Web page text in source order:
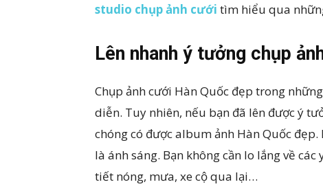
studio chụp ảnh cưới tìm hiểu qua
Lên nhanh ý tưởng chụp
Chụp ảnh cưới Hàn Quốc đẹp trong
diễn. Tuy nhiên, nếu bạn đã lên được ý
chóng có được album ảnh Hàn Quốc
là ánh sáng. Bạn không cần lo lắng về
tiết nóng, mưa, xe cộ qua lại…